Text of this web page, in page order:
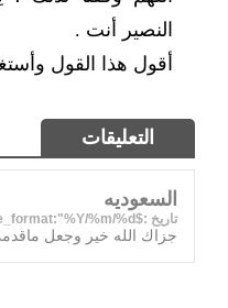
النصير أنت .
أقول هذا القول
التعليقات
السعوديه
تاريخ :$comments_array1.date|date_format:"%Y/%m/%d "}
جزاك الله خير وجعل